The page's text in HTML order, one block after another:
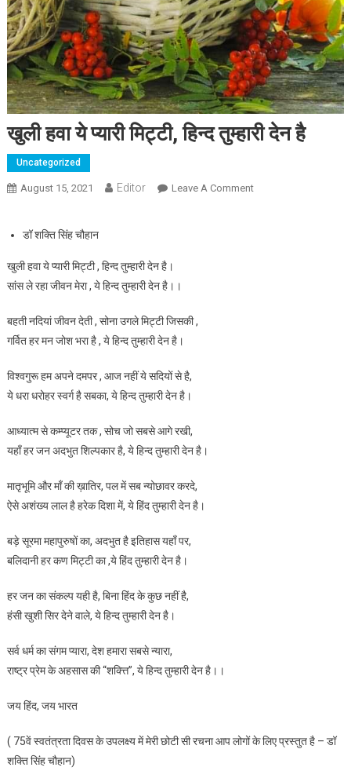
खुली हवा ये प्यारी मिट्टी, हिन्द तुम्हारी देन है
Uncategorized
August 15, 2021 Editor Leave A CommentOn खुली हवा ये प्यारी
डॉ शक्ति सिंह चौहान
खुली हवा ये प्यारी मिट्टी , हिन्द तुम्हारी देन है।
सांस ले रहा जीवन मेरा , ये हिन्द तुम्हारी देन है।।
बहती नदियां जीवन देती , सोना उगले मिट्टी जिसकी ,
गर्वित हर मन जोश भरा है , ये हिन्द तुम्हारी देन है।
विश्वगुरू हम अपने दमपर , आज नहीं ये सदियों से है,
ये धरा धरोहर स्वर्ग है सबका, ये हिन्द तुम्हारी देन है।
आध्यात्म से कम्प्यूटर तक , सोच जो सबसे आगे रखी,
यहाँ हर जन अदभुत शिल्पकार है, ये हिन्द तुम्हारी देन है।
मातृभूमि और माँ की ख़ातिर, पल में सब न्योछावर करदे,
ऐसे अशंख्य लाल है हरेक दिशा में, ये हिंद तुम्हारी देन है।
बड़े सूरमा महापुरुषों का, अदभुत है इतिहास यहाँ पर,
बलिदानी हर कण मिट्टी का ,ये हिंद तुम्हारी देन है।
हर जन का संकल्प यही है, बिना हिंद के कुछ नहीं है,
हंसी खुशी सिर देने वाले, ये हिन्द तुम्हारी देन है।
सर्व धर्म का संगम प्यारा, देश हमारा सबसे न्यारा,
राष्ट्र प्रेम के अहसास की “शक्त्ति”, ये हिन्द तुम्हारी देन है।।
जय हिंद, जय भारत
( 75वें स्वतंत्रता दिवस के उपलक्ष्य में मेरी छोटी सी रचना आप लोगों के लिए प्रस्तुत है – डॉ
शक्ति सिंह चौहान)